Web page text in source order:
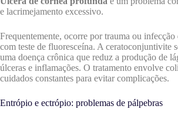
e lacrimejamento excessivo.
Frequentemente, ocorre por trauma ou
com teste de fluoresceína. A ceratoconjuntivite
uma doença crônica que reduz a produção de
úlceras e inflamações. O tratamento envolve
cuidados constantes para evitar complicações.
Entrópio e ectrópio: problemas de pálpebras